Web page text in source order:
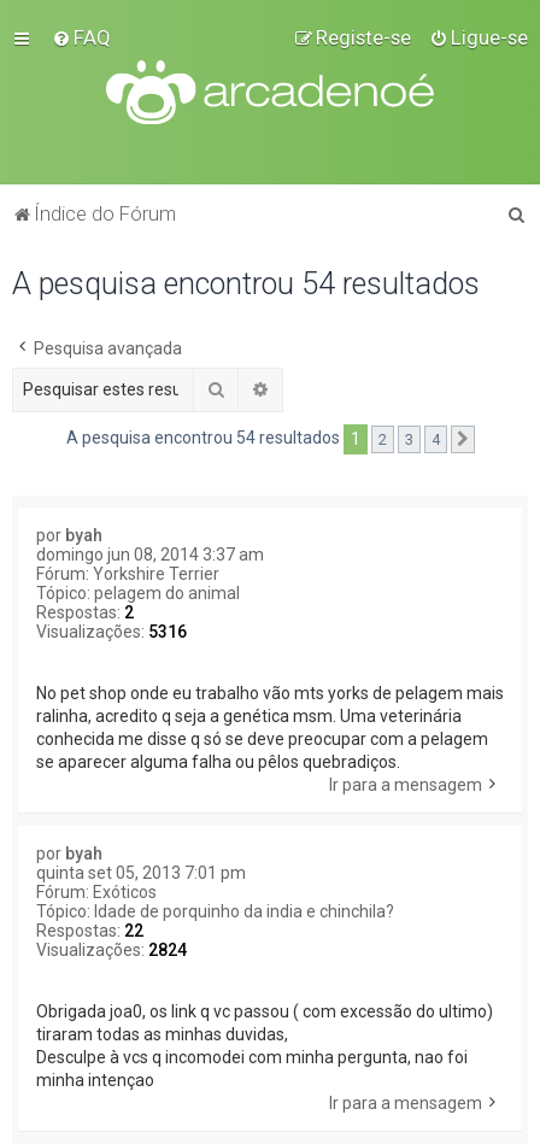
FAQ Ligue-se
Registe-se
Índice do Fórum
A pesquisa encontrou 54 resultados
Pesquisa avançada
Pesquisar
A pesquisa encontrou 54 resultados 1 2 3 4
por byah
domingo jun 08, 2014 3:37 am
Fórum: Yorkshire Terrier
Tópico: pelagem do animal
Respostas: 2
Visualizações: 5316
No pet shop onde eu trabalho vão mts yorks de pelagem mais
ralinha, acredito q seja a genética msm. Uma veterinária
conhecida me disse q só se deve preocupar com a pelagem
se aparecer alguma falha ou pêlos quebradiços.
Ir para a mensagem
por byah
quinta set 05, 2013 7:01 pm
Fórum: Exóticos
Tópico: Idade de porquinho da india e chinchila?
Respostas: 22
Visualizações: 2824
Obrigada joa0, os link q vc passou ( com excessão do ultimo)
tiraram todas as minhas duvidas,
Desculpe à vcs q incomodei com minha pergunta, nao foi
minha intençao
Ir para a mensagem